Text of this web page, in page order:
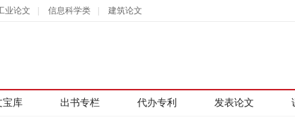
业论文 信息科学类 建筑论文
宝库 出书专栏 代办专利 发表论文